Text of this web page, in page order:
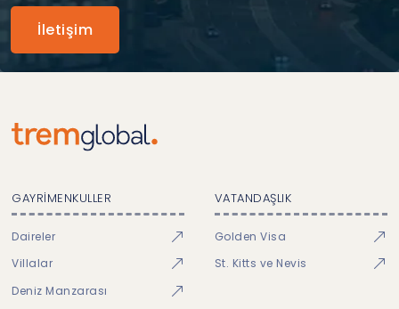
İletişim
GAYRİMENKULLER
Daireler
Villalar
Deniz Manzarası
VATANDAŞLIK
Golden Visa
St. Kitts ve Nevis